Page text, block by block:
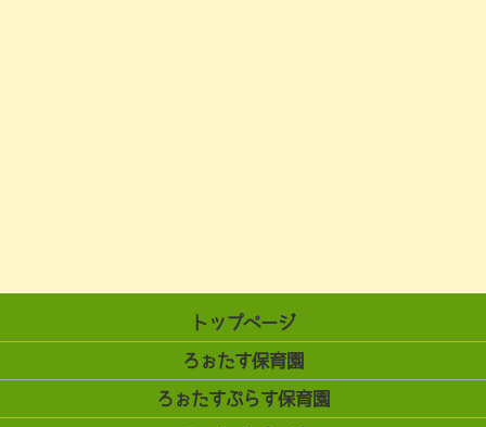
トップページ
ろぉたす保育園
ろぉたすぷらす保育園